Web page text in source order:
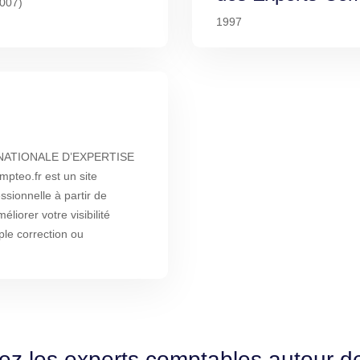
1997
D’EXPERTISE
est un site
à partir de
votre visibilité
correction ou